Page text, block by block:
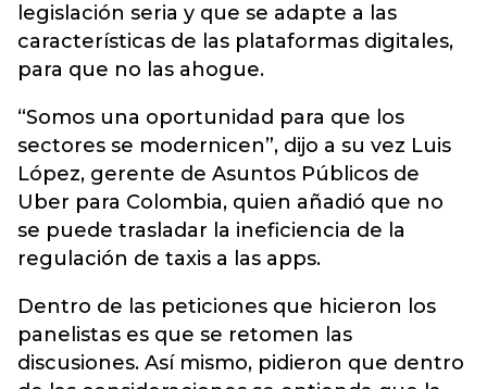
legislación seria y que se adapte a las
características de las plataformas digitales,
para que no las ahogue.
“Somos una oportunidad para que los
sectores se modernicen”, dijo a su vez Luis
López, gerente de Asuntos Públicos de
Uber para Colombia, quien añadió que no
se puede trasladar la ineficiencia de la
regulación de taxis a las apps.
Dentro de las peticiones que hicieron los
panelistas es que se retomen las
discusiones. Así mismo, pidieron que dentro